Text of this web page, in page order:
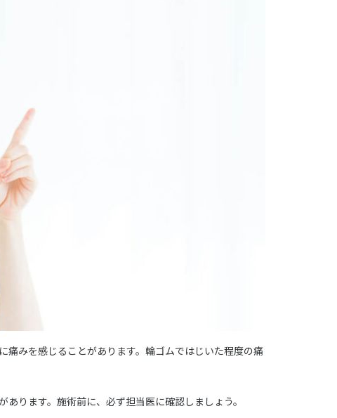
みを感じることがあります。輪ゴムではじいた程度の痛
ります。施術前に、必ず担当医に確認しましょう。